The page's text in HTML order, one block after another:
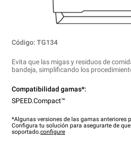
Código: TG134
Evita que las migas y residuos de
bandeja, simplificando los
Compatibilidad gamas*:
SPEED.Compact™
*Algunas versiones de las gamas anteriores
Configura tu solución para asegurarte de
soportado.configure